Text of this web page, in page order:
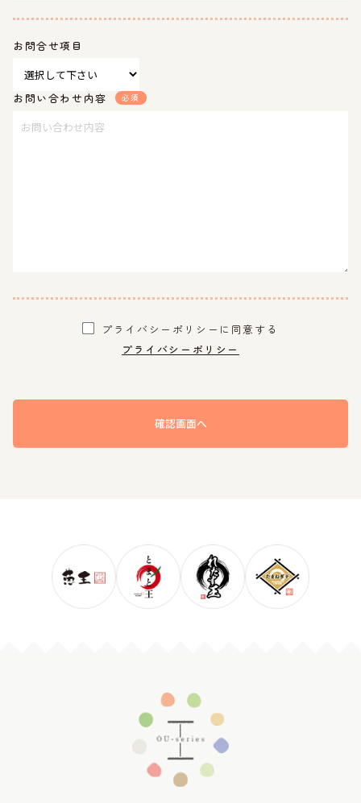
お問合せ項目
お問い合わせ内容 必須
プライバシーポリシーに同意する
プライバシーポリシー